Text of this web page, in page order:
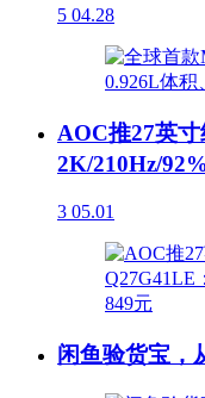
5 04.28
AOC推27英
2K/210Hz/
3 05.01
闲鱼验货宝，